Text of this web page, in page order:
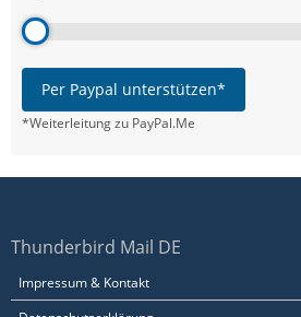
Per Paypal unterstützen*
*Weiterleitung zu PayPal.Me
Thunderbird Mail DE
Impressum & Kontakt